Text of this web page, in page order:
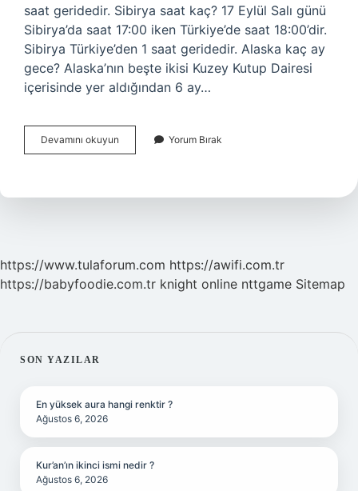
saat geridedir. Sibirya saat kaç? 17 Eylül Salı günü
Sibirya’da saat 17:00 iken Türkiye’de saat 18:00’dir.
Sibirya Türkiye’den 1 saat geridedir. Alaska kaç ay
gece? Alaska’nın beşte ikisi Kuzey Kutup Dairesi
içerisinde yer aldığından 6 ay…
Devamını okuyun
Şu
Kaç
Yorum Bırak
https://www.tulaforum.com https://awifi.com.tr
https://babyfoodie.com.tr knight online nttgame Sitemap
SIDEBAR
SON YAZILAR
En yüksek aura hangi renktir ?
Ağustos 6, 2026
Kur’an’ın ikinci ismi nedir ?
Ağustos 6, 2026